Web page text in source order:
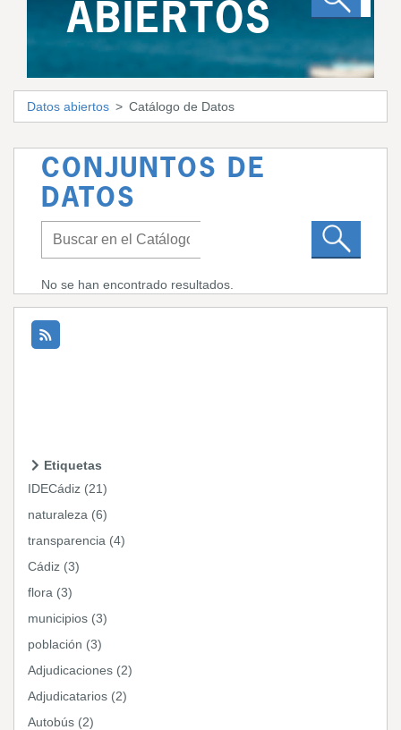
ABIERTOS
Datos abiertos Catálogo de Datos
CONJUNTOS DE
DATOS
No se han encontrado resultados.
Etiquetas
IDECádiz (21)
naturaleza (6)
transparencia (4)
Cádiz (3)
flora (3)
municipios (3)
población (3)
Adjudicaciones (2)
Adjudicatarios (2)
Autobús (2)